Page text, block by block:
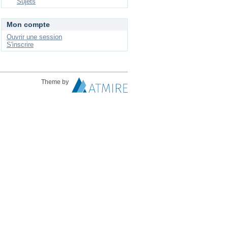
Mon compte
Ouvrir une session
S'inscrire
Theme by